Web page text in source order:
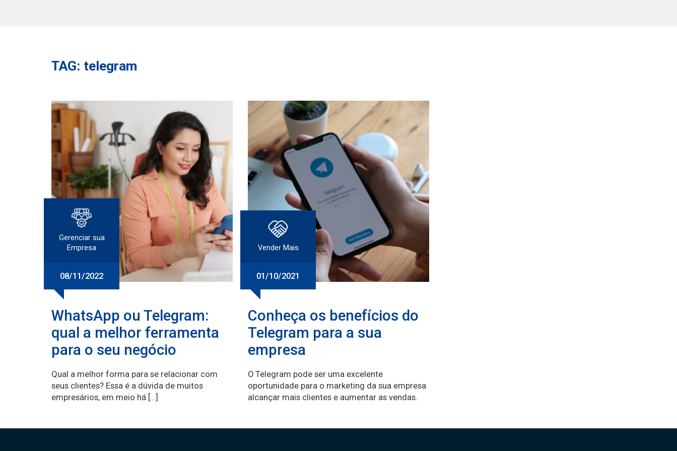
TAG: telegram
Gerenciar sua
Empresa
08/11/2022
WhatsApp ou Telegram:
qual a melhor ferramenta
para o seu negócio
Qual a melhor forma para se relacionar com
seus clientes? Essa é a dúvida de muitos
empresários, em meio há […]
Vender Mais
01/10/2021
Conheça os benefícios do
Telegram para a sua
empresa
O Telegram pode ser uma excelente
oportunidade para o marketing da sua empresa
alcançar mais clientes e aumentar as vendas.